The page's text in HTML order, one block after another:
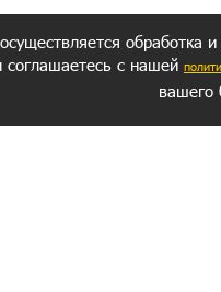
обработка
с нашей
вашего